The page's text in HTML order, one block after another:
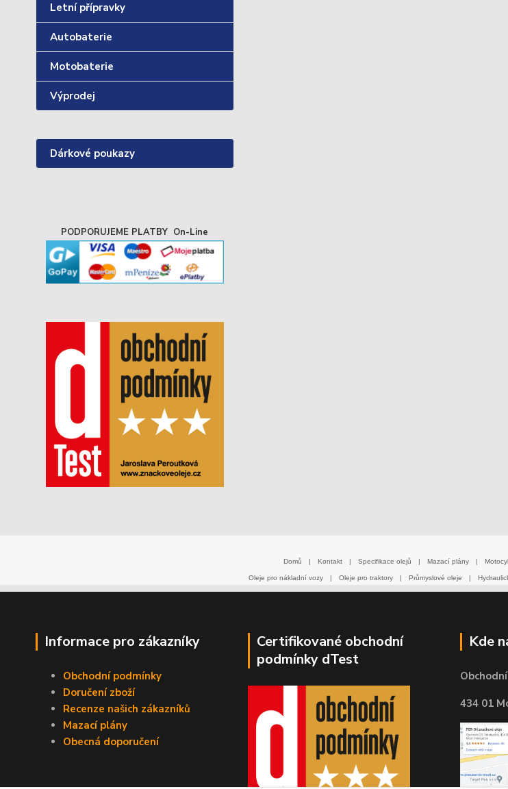
Letní přípravky
Autobaterie
Motobaterie
Výprodej
Dárkové poukazy
PODPORUJEME PLATBY On-Line
Domů | Kontakt | Specifikace olejů | Mazací plány |
Oleje pro nákladní vozy | Oleje pro traktory | Průmyslové oleje |
Informace pro zákazníky
Obchodní podmínky
Doručení zboží
Recenze našich zákazníků
Mazací plány
Obecná doporučení
Certifikované obchodní
podmínky dTest
Kde
434 01